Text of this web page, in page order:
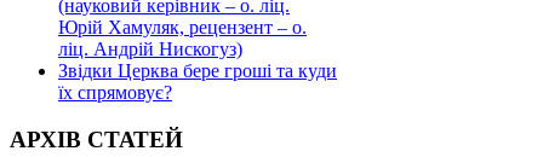
(науковий керівник – о. ліц.
Юрій Хамуляк, рецензент – о.
ліц. Андрій Нискогуз)
Звідки Церква бере гроші та куди
їх спрямовує?
АРХІВ СТАТЕЙ